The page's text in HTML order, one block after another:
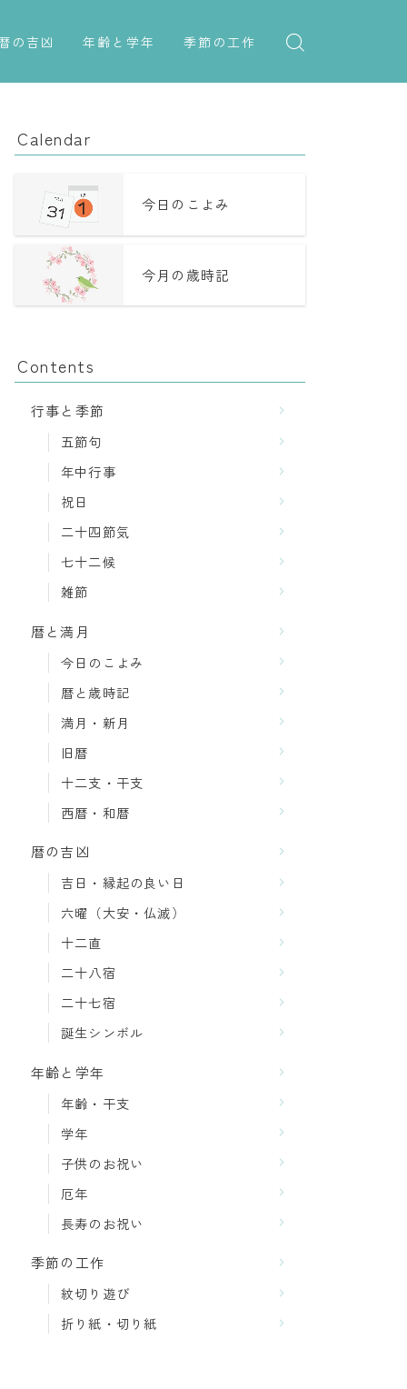
の吉凶
日・縁起の良い日
十八宿
十七宿
生シンボル
年齢と学年
年齢・干支
厄年
長寿のお祝い
季節の工作
紋切り遊び
Calendar
今日のこよみ
今月の歳時記
Contents
行事と季節
五節句
年中行事
祝日
二十四節気
七十二候
雑節
暦と満月
今日のこよみ
暦と歳時記
満月・新月
旧暦
十二支・干支
西暦・和暦
暦の吉凶
吉日・縁起の良い日
六曜（大安・仏滅）
十二直
二十八宿
二十七宿
誕生シンボル
年齢と学年
年齢・干支
学年
子供のお祝い
厄年
長寿のお祝い
季節の工作
紋切り遊び
折り紙・切り紙